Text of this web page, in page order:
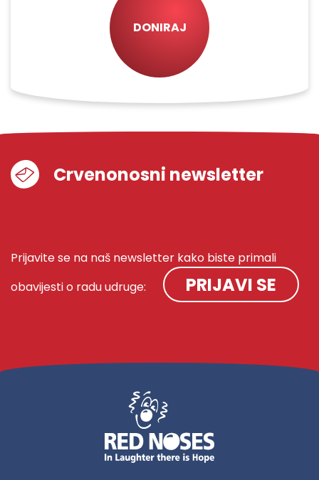
DONIRAJ
Crvenonosni newsletter
Prijavite se na naš newsletter kako biste primali
obavijesti o radu udruge:
PRIJAVI SE